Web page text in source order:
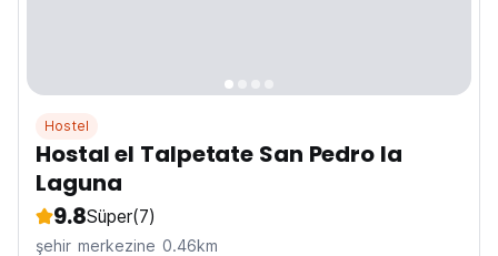
Hostel
Hostal el Talpetate San Pedro la
Laguna
9.8Süper(7)
şehir merkezine 0.46km